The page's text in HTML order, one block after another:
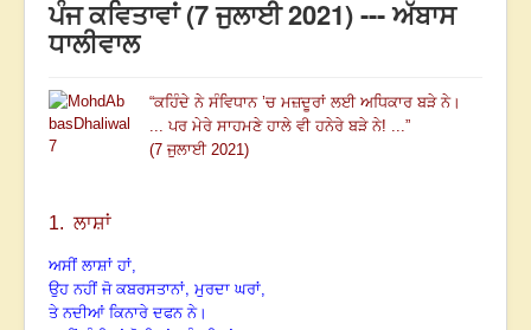
ਰਚਨਾਵਾਂ
ਸੰਪਰਕ
We have 116 guests and no members online
ਪੰਜ ਕਵਿਤਾਵਾਂ (7 ਜੁਲਾਈ 2021) --- ਅੱਬਾਸ
ਧਾਲੀਵਾਲ
“ਕਹਿੰਦੇ ਨੇ ਸੰਵਿਧਾਨ ’ਚ ਮਜ਼ਦੂਰਾਂ ਲਈ ਅਧਿਕਾਰ ਬੜੇ ਨੇ।
... ਪਰ ਮੇਰੇ ਸਾਹਮਣੇ ਹਾਲੇ ਵੀ ਹਨੇਰੇ ਬੜੇ ਨੇ! ...”
(7 ਜੁਲਾਈ 2021)
1. ਲਾਸ਼ਾਂ
ਅਸੀਂ ਲਾਸ਼ਾਂ ਹਾਂ,
ਉਹ ਨਹੀਂ ਜੋ ਕਬਰਸਤਾਨਾਂ, ਮੁਰਦਾ ਘਰਾਂ,
ਤੇ ਨਦੀਆਂ ਕਿਨਾਰੇ ਦਫਨ ਨੇ।